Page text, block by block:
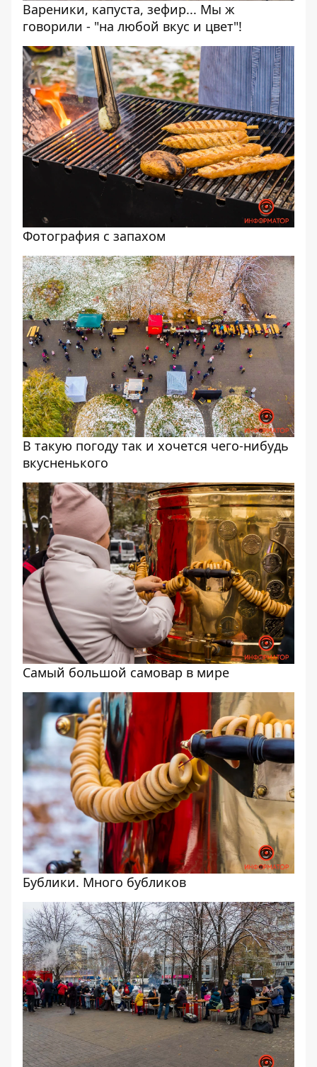
Вареники, капуста, зефир... Мы ж
говорили - "на любой вкус и цвет"!
Фотография с запахом
В такую погоду так и хочется чего-нибудь
вкусненького
Самый большой самовар в мире
Бублики. Много бубликов